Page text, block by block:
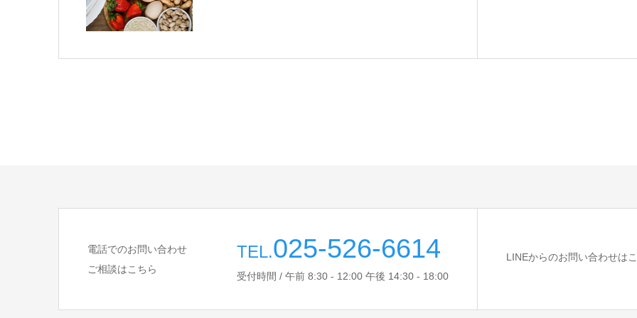
電話でのお問い合わせ
ご相談はこちら
TEL.025-526-6614
受付時間 / 午前 8:30 - 12:00 午後 14:30 - 18:00
LINEからのお問い合わせは